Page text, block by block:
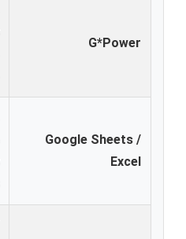
G*Power
Google Sheets /
Excel